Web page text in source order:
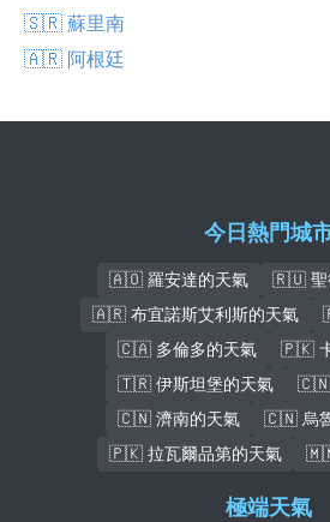
🇸🇷 蘇里南
🇦🇷 阿根廷
今日熱門城
🇦🇴 羅安達的天氣
🇷🇺 聖
🇦🇷 布宜諾斯艾利斯的天氣
🇨🇦 多倫多的天氣
🇵🇰 卡
🇹🇷 伊斯坦堡的天氣
🇨🇳
🇨🇳 濟南的天氣
🇨🇳 烏
🇵🇰 拉瓦爾品第的天氣
極端天氣